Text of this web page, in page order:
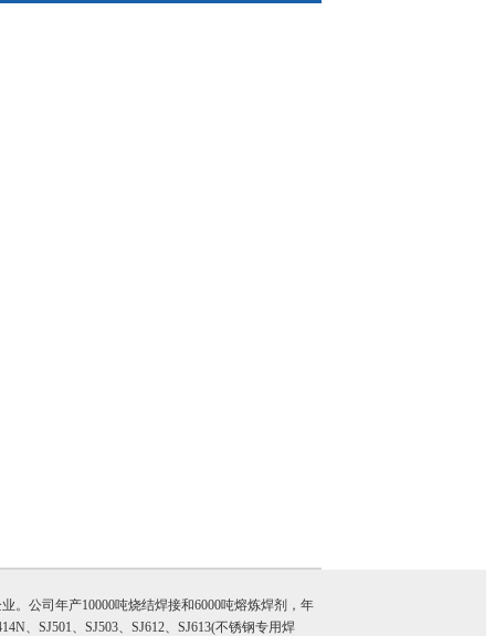
。公司年产10000吨烧结焊接和6000吨熔炼焊剂，年
、SJ501、SJ503、SJ612、SJ613(不锈钢专用焊